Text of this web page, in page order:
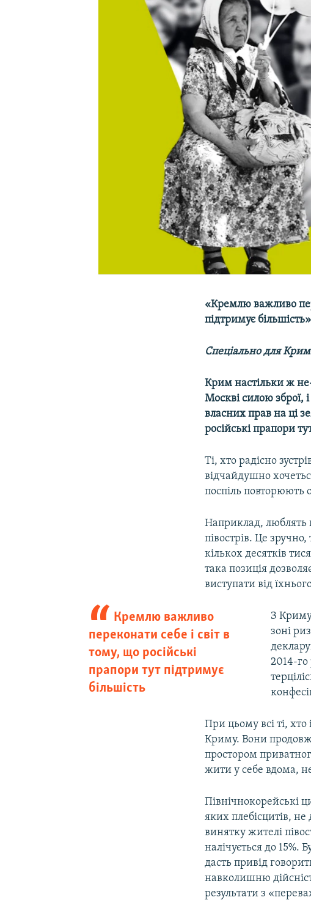
«Кремлю важливо
підтримує більшість»
Спеціально для
Крим настільки ж не-
Москві силою зброї,
власних прав на ці
російські прапори
Ті, хто радісно
відчайдушно
поспіль повторюють
Наприклад, люблять
півострів. Це
кількох десятків
така позиція
виступати від
Кремлю важливо
переконати себе і світ в
тому, що російські
прапори тут підтримує
більшість
З Криму
зоні
2014-
При цьому всі ті,
Криму. Вони
простором
жити у себе вдома,
Північнокорейські
яких плебісцитів,
винятку жителі
налічується до
дасть привід
навколишню
результати з